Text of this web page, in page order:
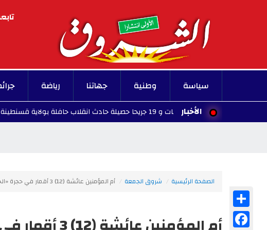
سياسة وطنية جهاتنا رياضة
الأخبار
06
الصفحة الرئيسية شروق الجمعة أم المؤمنين عائشة (12) 3 أقمار في حجرة «الحميراء»
Facebook